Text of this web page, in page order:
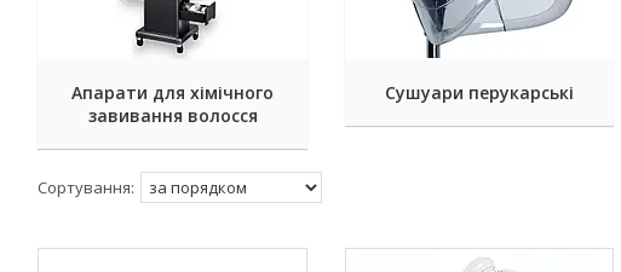
Апарати для хімічного
завивання волосся
Сушуари перукарські